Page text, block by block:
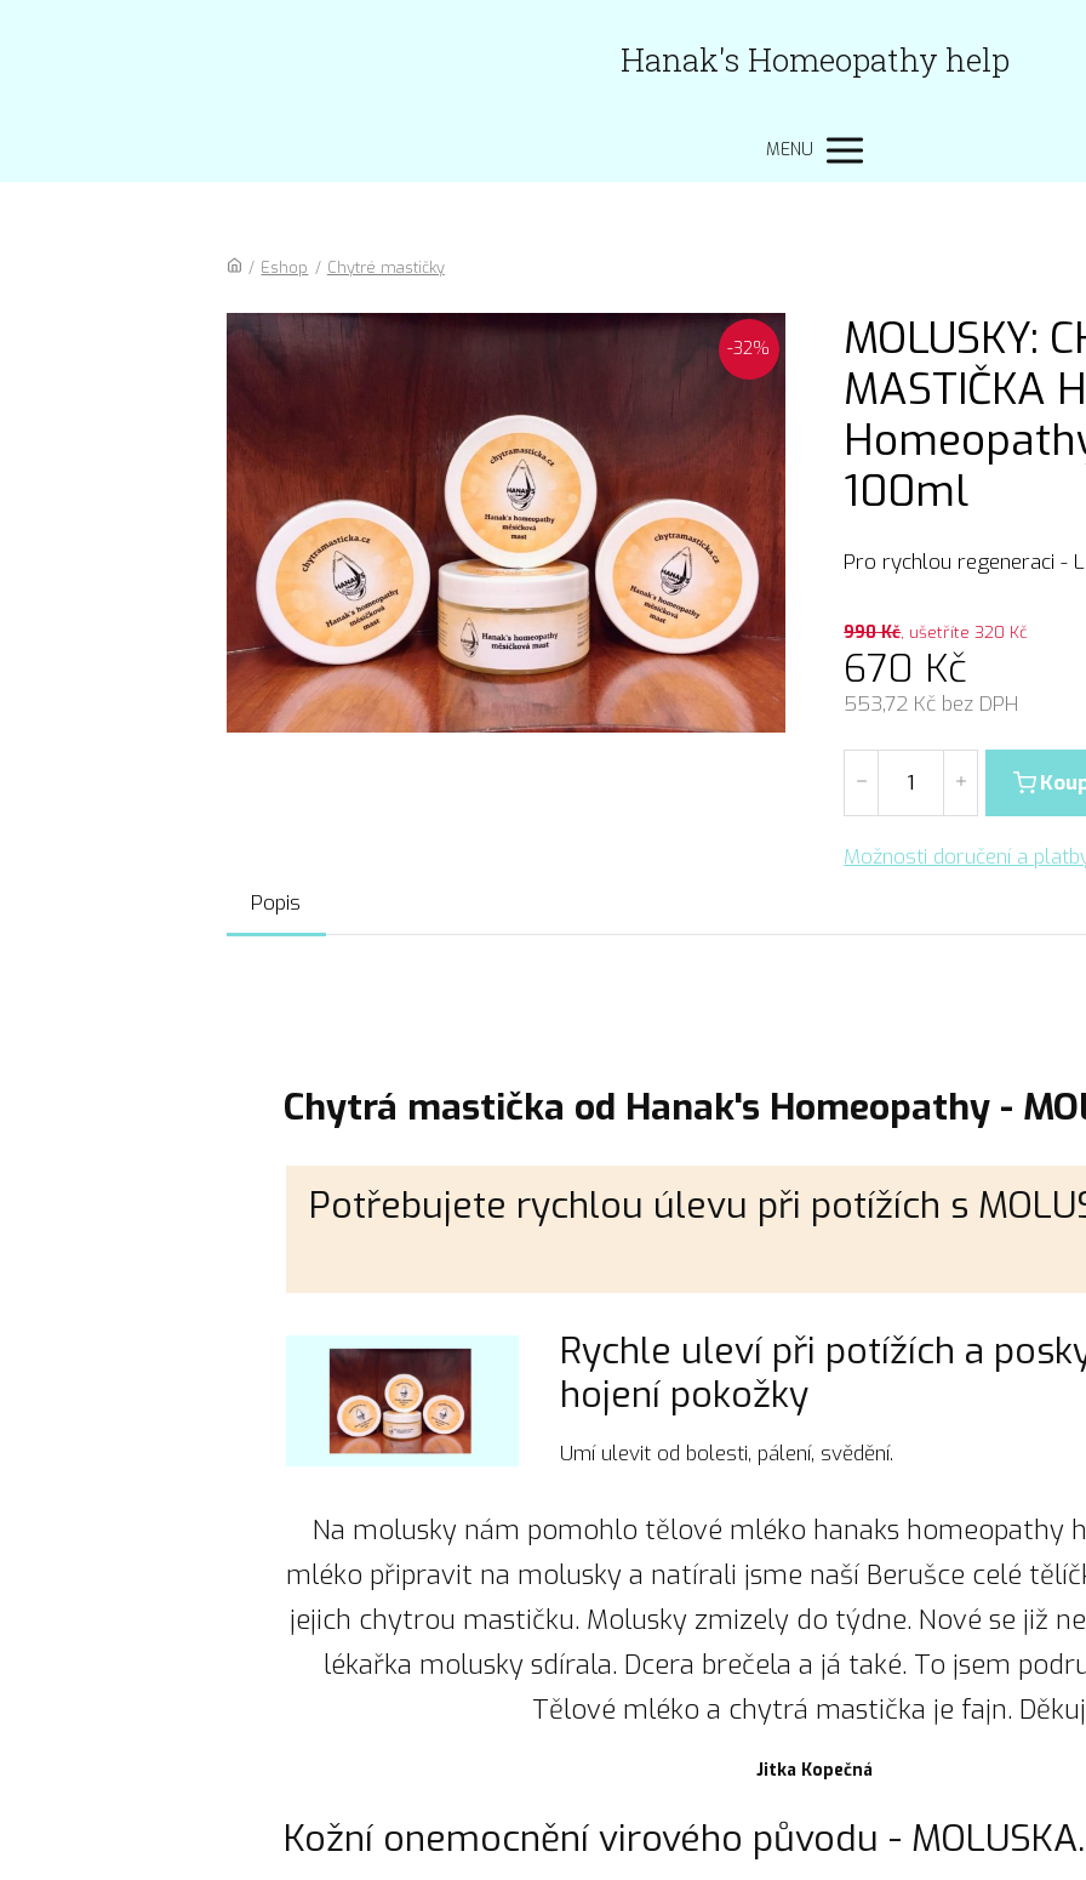
Hanak's Homeopathy help
MENU
/ Eshop / Chytré mastičky
-32%
MOLUSKY:
MASTIČKA
100ml
Pro rychlou regeneraci -
990Kč, ušetříte 320 Kč
670 Kč
553,72 Kč bez DPH
Možnosti doručení a
Popis
Chytrá mastička od Hanak's Homeopathy -
Potřebujete rychlou úlevu při potížích s
Rychle uleví při potížích a
hojení pokožky
Umí ulevit od bolesti, pálení, svědění.
Na molusky nám pomohlo tělové mléko hanaks homeopathy
mléko připravit na molusky a natírali jsme naší Berušce celé
jejich chytrou mastičku. Molusky zmizely do týdne. Nové se již
lékařka molusky sdírala. Dcera brečela a já také. To jsem
Tělové mléko a chytrá mastička je fajn.
Jitka Kopečná
Kožní onemocnění virového původu - MOLUSKA.